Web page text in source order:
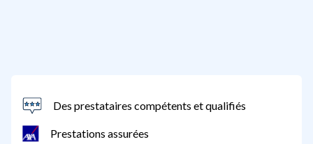
Des prestataires compétents et qualifiés
Prestations assurées